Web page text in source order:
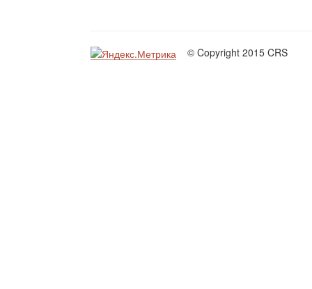
© Copyright 2015 CRS